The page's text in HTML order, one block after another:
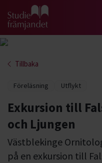
Gå till studiefrämjandets
Tillbaka
Föreläsning Utflykt
Exkursion till
och Ljungen
Västblekinge
på en exkursion till